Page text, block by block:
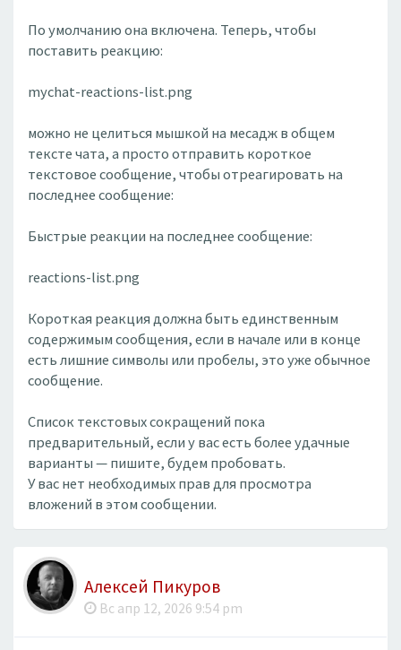
По умолчанию она включена. Теперь, чтобы
поставить реакцию:
mychat-reactions-list.png
можно не целиться мышкой на месадж в общем
тексте чата, а просто отправить короткое
текстовое сообщение, чтобы отреагировать на
последнее сообщение:
Быстрые реакции на последнее сообщение:
reactions-list.png
Короткая реакция должна быть единственным
содержимым сообщения, если в начале или в конце
есть лишние символы или пробелы, это уже обычное
сообщение.
Список текстовых сокращений пока
предварительный, если у вас есть более удачные
варианты — пишите, будем пробовать.
У вас нет необходимых прав для просмотра
вложений в этом сообщении.
Алексей Пикуров
Вс апр 12, 2026 9:54 pm